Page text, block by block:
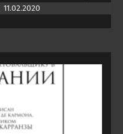
11.02.2020